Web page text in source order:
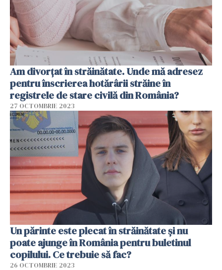
Am divorțat în străinătate. Unde mă adresez
pentru înscrierea hotărârii străine în
registrele de stare civilă din România?
27 OCTOMBRIE 2023
Un părinte este plecat în străinătate și nu
poate ajunge în România pentru buletinul
copilului. Ce trebuie să fac?
26 OCTOMBRIE 2023